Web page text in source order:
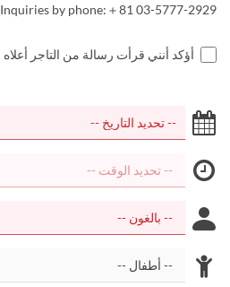
Inquiries by phone:＋81 03-5777-2929
أؤكد أنني قرأت رسالة من التاجر أعلاه